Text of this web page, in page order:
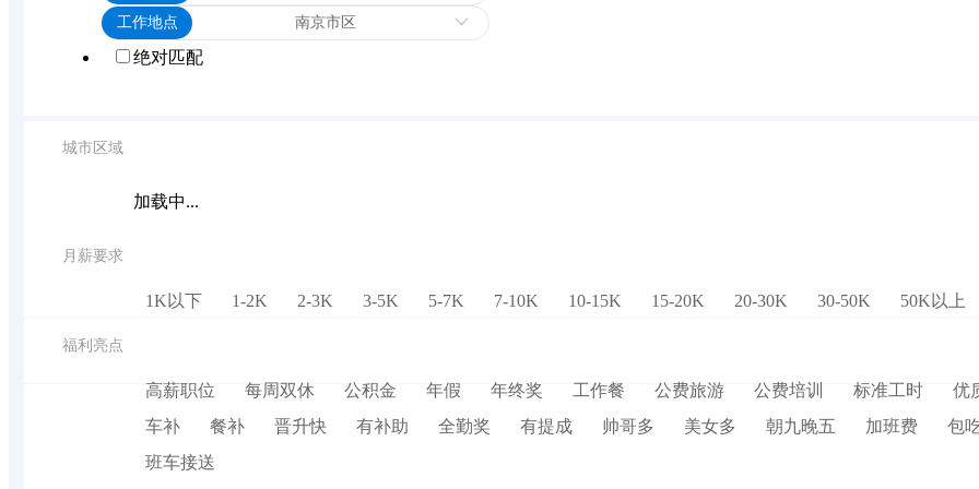
工作地点 南京市区
绝对匹配
城市区域
加载中...
月薪要求
1K以下 1-2K 2-3K 3-5K 5-7K 7-10K 10-15K 15-20K 20-30K 30-50K 50K以上
福利亮点
高薪职位 每周双休 公积金 年假 年终奖 工作餐 公费旅游 公费培训 标准工时
优
车补
餐补 晋升快 有补助 全勤奖 有提成 帅哥多 美女多 朝九晚五 加班费
包
班车接送